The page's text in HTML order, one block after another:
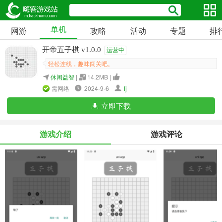
网游 单机 攻略 活动 专题 排
开帝五子棋 v1.0.0 运营中
轻松连线，趣味闯关吧。
休闲益智 |
14.2MB |
需网络
2024-9-6 lj
立即下载
游戏介绍 游戏评论